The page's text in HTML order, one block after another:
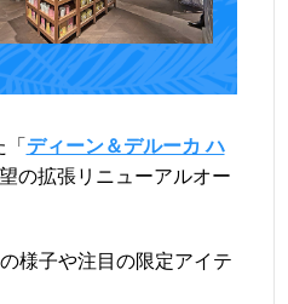
「ディーン＆デルーカ ハ
の拡張リニューアルオー
様子や注目の限定アイテ